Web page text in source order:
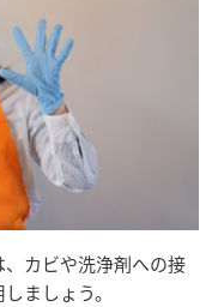
カビや洗浄剤への接
ましょう。